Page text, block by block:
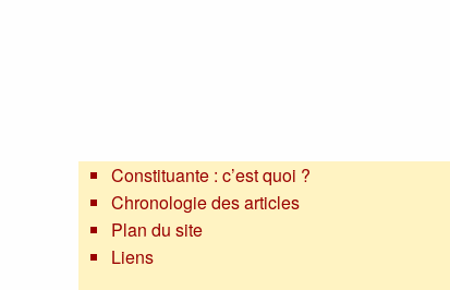
Constituante : c’est quoi ?
Chronologie des articles
Plan du site
Liens